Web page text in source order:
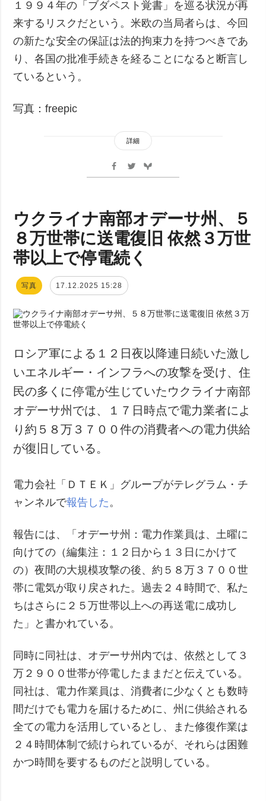
１９９４年の「ブダペスト覚書」を巡る状況が再
来するリスクだという。米欧の当局者らは、今回
の新たな安全の保証は法的拘束力を持つべきであ
り、各国の批准手続きを経ることになると断言し
ているという。
写真：freepic
詳細
ウクライナ南部オデーサ州、５
８万世帯に送電復旧 依然３万世
帯以上で停電続く
写真 17.12.2025 15:28
ロシア軍による１２日夜以降連日続いた激し
いエネルギー・インフラへの攻撃を受け、住
民の多くに停電が生じていたウクライナ南部
オデーサ州では、１７日時点で電力業者によ
り約５８万３７００件の消費者への電力供給
が復旧している。
電力会社「ＤＴＥＫ」グループがテレグラム・チ
ャンネルで報告した 。
報告には、「オデーサ州：電力作業員は、土曜に
向けての（編集注：１２日から１３日にかけて
の）夜間の大規模攻撃の後、約５８万３７００世
帯に電気が取り戻された。過去２４時間で、私た
ちはさらに２５万世帯以上への再送電に成功し
た」と書かれている。
同時に同社は、オデーサ州内では、依然として３
万２９００世帯が停電したままだと伝えている。
同社は、電力作業員は、消費者に少なくとも数時
間だけでも電力を届けるために、州に供給される
全ての電力を活用しているとし、また修復作業は
２４時間体制で続けられているが、それらは困難
かつ時間を要するものだと説明している。